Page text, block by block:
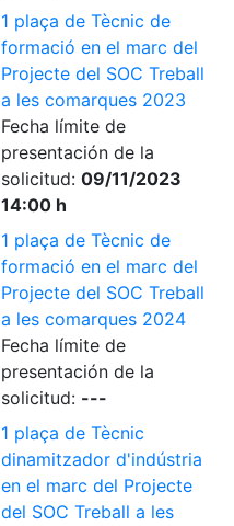
1 plaça de Tècnic de
formació en el marc del
Projecte del SOC Treball
a les comarques 2023
Fecha límite de
presentación de la
solicitud: 09/11/2023
14:00 h
1 plaça de Tècnic de
formació en el marc del
Projecte del SOC Treball
a les comarques 2024
Fecha límite de
presentación de la
solicitud: ---
1 plaça de Tècnic
dinamitzador d'indústria
en el marc del Projecte
del SOC Treball a les